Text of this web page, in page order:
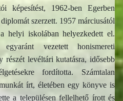
képesítést, 1962-ben Egerben
szerzett. 1957 márciusától
helyi iskolában helyezkedett el.
vezetett honismereti
részét levéltári kutatásra, idősebb
fordította. Számtalan
írt, életében egy könyve is
a településen fellelhető írott és